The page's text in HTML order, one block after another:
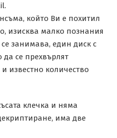
който Ви е похитил
изисква малко познания
занимава, един диск с
да се прехвърлят
известно количество
клечка и няма
има две